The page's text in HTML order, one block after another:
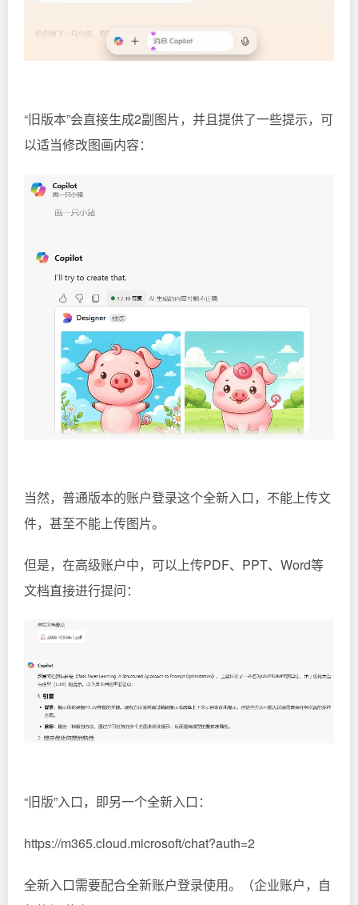
“旧版本”会直接生成2副图片，并且提供了一些提示，可
以适当修改图画内容：
当然，普通版本的账户登录这个全新入口，不能上传文
件，甚至不能上传图片。
但是，在高级账户中，可以上传PDF、PPT、Word等
文档直接进行提问：
“旧版”入口，即另一个全新入口：
https://m365.cloud.microsoft/chat?auth=2
全新入口需要配合全新账户登录使用。（企业账户，自